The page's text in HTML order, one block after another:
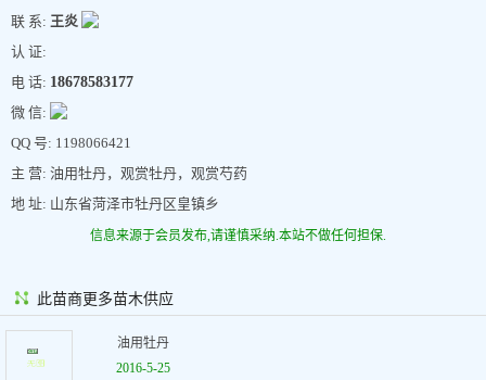
联 系: 王炎
认 证:
电 话: 18678583177
微 信:
QQ 号: 1198066421
主 营: 油用牡丹，观赏牡丹，观赏芍药
地 址: 山东省菏泽市牡丹区皇镇乡
信息来源于会员发布,请谨慎采纳.本站不做任何担保.
此苗商更多苗木供应
油用牡丹
2016-5-25